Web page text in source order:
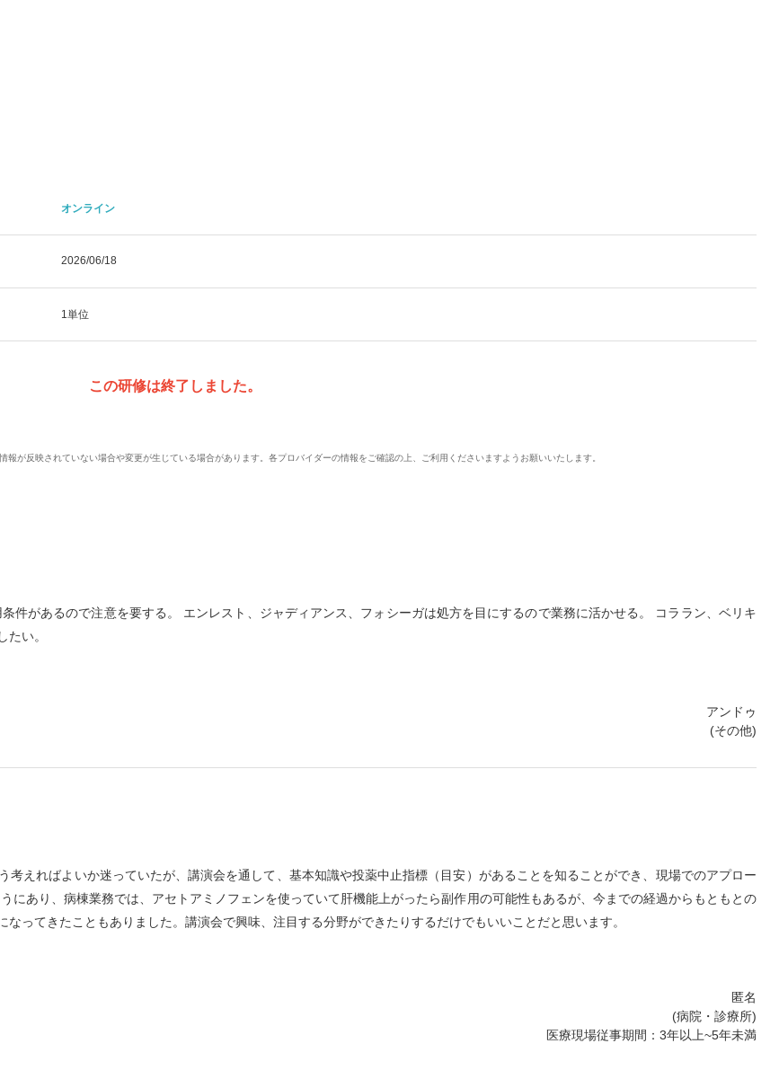
オンライン
2026/06/18
1単位
この研修は終了しました。
が反映されていない場合や変更が生じている場合があります。各プロバイダーの情報をご確認の上、ご利用くださいますようお願いいたします。
件があるので注意を要する。 エンレスト、ジャディアンス、フォシーガは処方を目にするので業務に活かせる。 コララン、ベリキ
い。
アンドゥ
(その他)
えればよいか迷っていたが、講演会を通して、基本知識や投薬中止指標（目安）があることを知ることができ、現場でのアプロー
にあり、病棟業務では、アセトアミノフェンを使っていて肝機能上がったら副作用の可能性もあるが、今までの経過からもともとの
ってきたこともありました。講演会で興味、注目する分野ができたりするだけでもいいことだと思います。
匿名
(病院・診療所)
医療現場従事期間：3年以上~5年未満